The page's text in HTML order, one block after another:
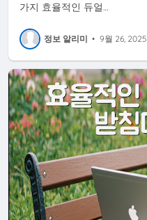
가지 효율적인 듀얼…
정보 알리미 • 9월 26, 2025